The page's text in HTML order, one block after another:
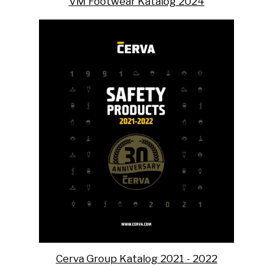
Cerva Group Katalog 2021 - 2022